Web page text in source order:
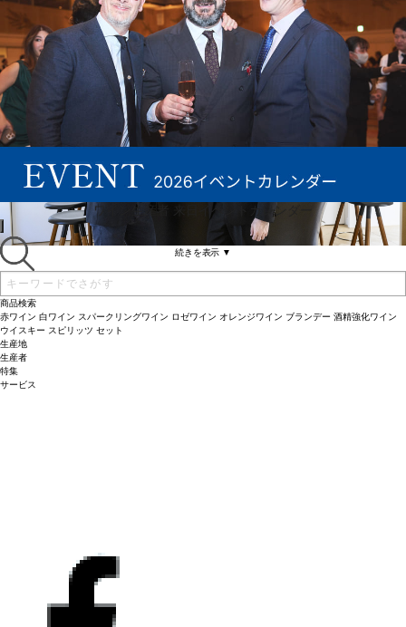
続きを表示 ▼
ワイン生産者 来日イベントカレンダー
商品検索
赤ワイン 白ワイン スパークリングワイン ロゼワイン オレンジワイン ブランデー 酒精強化ワイン
ウイスキー スピリッツ セット
生産地
生産者
特集
サービス